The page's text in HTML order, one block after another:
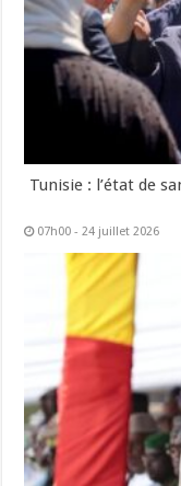
Tunisie : l’état de
07h00 - 24 juillet 2026